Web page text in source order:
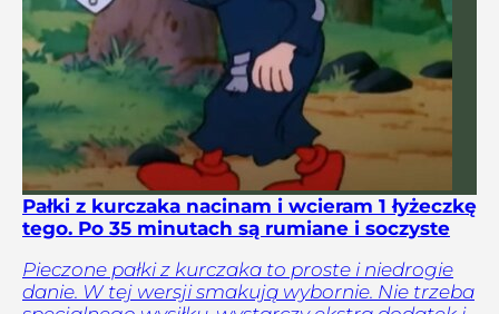
Pałki z kurczaka nacinam i wcieram 1 łyżeczkę
tego. Po 35 minutach są rumiane i soczyste
Pieczone pałki z kurczaka to proste i niedrogie
danie. W tej wersji smakują wybornie. Nie trzeba